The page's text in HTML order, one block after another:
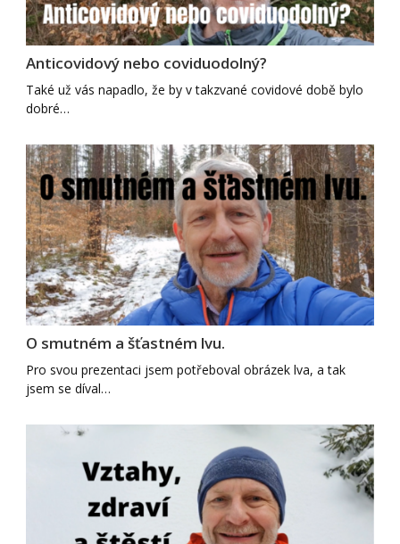
Anticovidový nebo coviduodolný?
Také už vás napadlo, že by v takzvané covidové době bylo
dobré…
O smutném a šťastném lvu.
Pro svou prezentaci jsem potřeboval obrázek lva, a tak
jsem se díval…